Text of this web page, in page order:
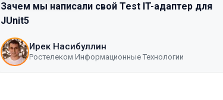
Зачем мы написали свой Test IT-адаптер для
JUnit5
Ирек Насибуллин
Ростелеком Информационные Технологии